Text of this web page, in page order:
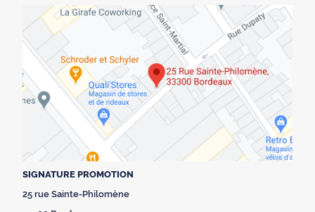
SIGNATURE PROMOTION
25 rue Sainte-Philomène